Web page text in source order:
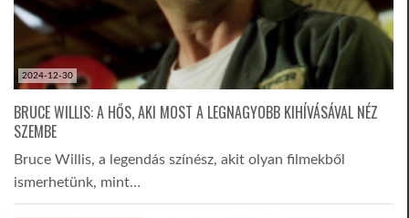
2024-12-30
BRUCE WILLIS: A HŐS, AKI MOST A LEGNAGYOBB KIHÍVÁSÁVAL NÉZ
SZEMBE
Bruce Willis, a legendás színész, akit olyan filmekből
ismerhetünk, mint…